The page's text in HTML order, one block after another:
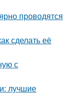
проводятся
сделать её
с
лучшие